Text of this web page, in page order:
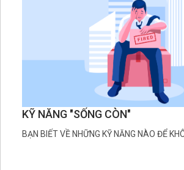
KỸ NĂNG "SỐNG CÒN"
BẠN BIẾT VỀ NHỮNG KỸ NĂNG NÀO ĐỂ